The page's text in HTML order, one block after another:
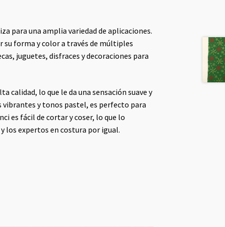
para una amplia variedad de aplicaciones.
su forma y color a través de múltiples
juguetes, disfraces y decoraciones para
calidad, lo que le da una sensación suave y
y tonos pastel, es perfecto para
es fácil de cortar y coser, lo que lo
los expertos en costura por igual.